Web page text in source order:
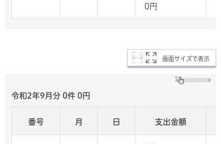
0円
画面サイズで表示
令和2年9月分 0件 0 円
番号 月 日 支出金額